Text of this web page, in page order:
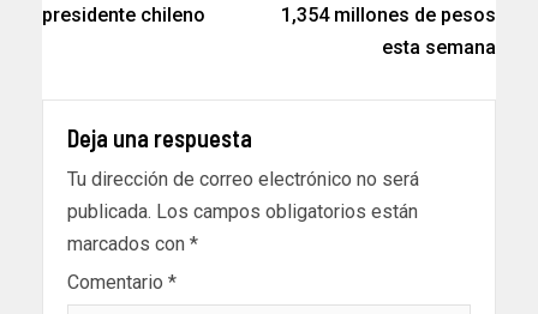
presidente chileno
1,354 millones de pesos
esta semana
Deja una respuesta
Tu dirección de correo electrónico no será
publicada. Los campos obligatorios están
marcados con *
Comentario *